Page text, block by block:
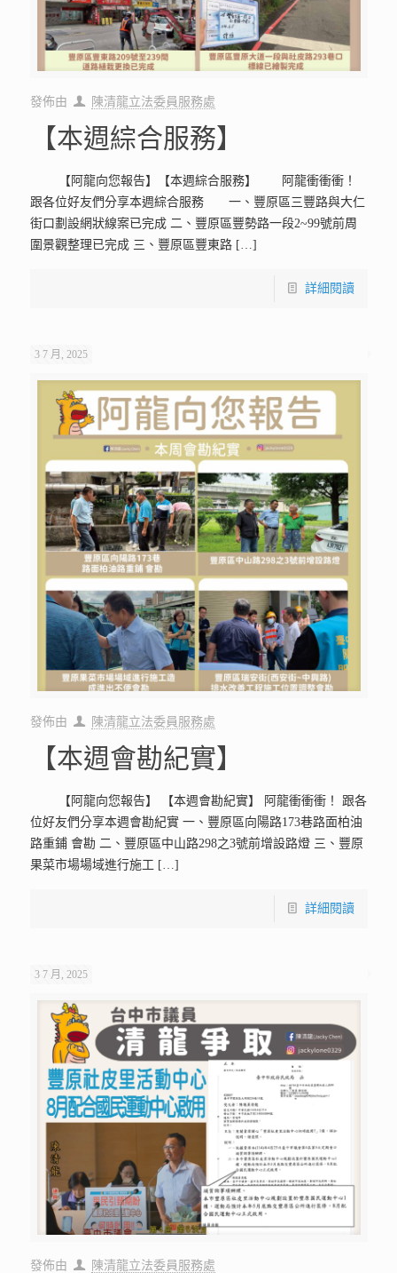
發佈由 陳清龍立法委員服務處
【本週綜合服務】
【阿龍向您報告】【本週綜合服務】 阿龍衝衝衝！
跟各位好友們分享本週綜合服務 一、豐原區三豐路與大仁
街口劃設網狀線案已完成 二、豐原區豐勢路一段2~99號前周
圍景觀整理已完成 三、豐原區豐東路[…]
詳細閱讀
3 7 月, 2025
發佈由 陳清龍立法委員服務處
【本週會勘紀實】
【阿龍向您報告】 【本週會勘紀實】 阿龍衝衝衝！ 跟各
位好友們分享本週會勘紀實 一、豐原區向陽路173巷路面柏油
路重鋪 會勘 二、豐原區中山路298之3號前增設路燈 三、豐原
果菜市場場域進行施工 […]
詳細閱讀
3 7 月, 2025
發佈由 陳清龍立法委員服務處